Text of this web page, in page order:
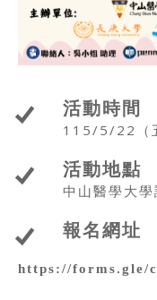
活動時間
115/5/22（
活動地點
中山醫學大
報名網址
https://forms.gle/